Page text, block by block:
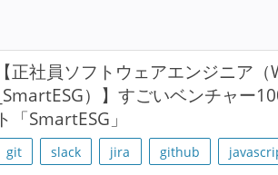
【正社員ソフトウェアエンジニア
_SmartESG）】すごいベンチャー
ト「SmartESG」
git slack jira github